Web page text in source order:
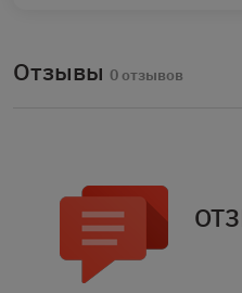
Отзывы 0 отзывов